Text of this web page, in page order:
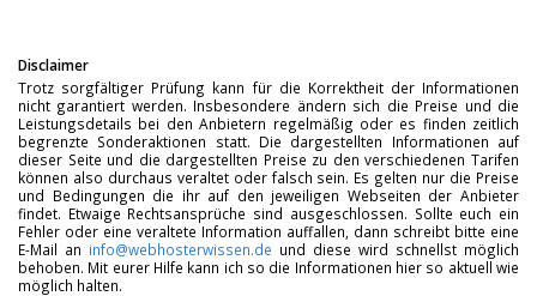
Disclaimer
Trotz sorgfältiger Prüfung kann für die Korrektheit der Informationen
nicht garantiert werden. Insbesondere ändern sich die Preise und die
Leistungsdetails bei den Anbietern regelmäßig oder es finden zeitlich
begrenzte Sonderaktionen statt. Die dargestellten Informationen auf
dieser Seite und die dargestellten Preise zu den verschiedenen Tarifen
können also durchaus veraltet oder falsch sein. Es gelten nur die Preise
und Bedingungen die ihr auf den jeweiligen Webseiten der Anbieter
findet. Etwaige Rechtsansprüche sind ausgeschlossen. Sollte euch ein
Fehler oder eine veraltete Information auffallen, dann schreibt bitte eine
E-Mail an info@webhosterwissen.de und diese wird schnellst möglich
behoben. Mit eurer Hilfe kann ich so die Informationen hier so aktuell wie
möglich halten.